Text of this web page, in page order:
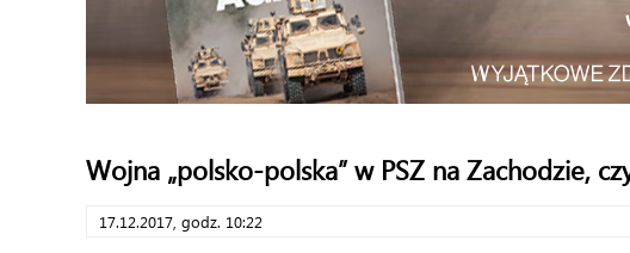
Wojna „polsko-polska” w PSZ na Zachodzie,
17.12.2017, godz. 10:22